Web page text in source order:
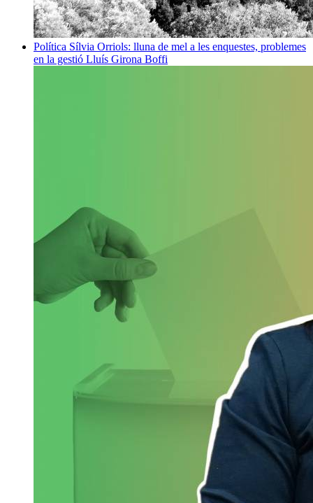
Política Sílvia Orriols: lluna de mel a les enquestes, problemes
en la gestió Lluís Girona Boffi